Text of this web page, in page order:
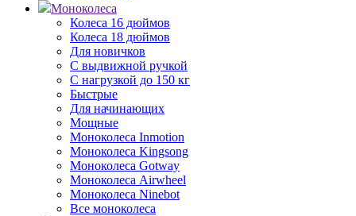
Моноколеса
Колеса 16 дюймов
Колеса 18 дюймов
Для новичков
С выдвижной ручкой
С нагрузкой до 150 кг
Быстрые
Для начинающих
Мощные
Моноколеса Inmotion
Моноколеса Kingsong
Моноколеса Gotway
Моноколеса Airwheel
Моноколеса Ninebot
Все моноколеса